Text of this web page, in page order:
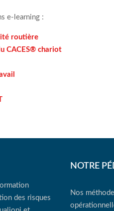
e-learning :
routière
CACES® chariot
des risques
NOTRE
Nos